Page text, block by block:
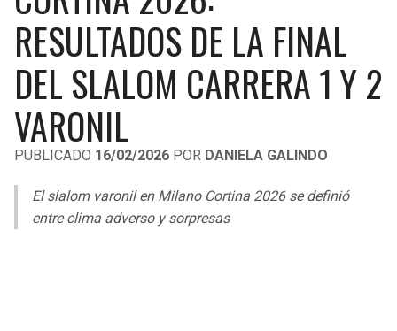
LIGA DE EXPANSIÓN MX
LEAGUES CUP
UEFA EUROPA LEAGUE
UEFA CONFERENCE LEAGUE
MLS
COPA LIBERTADORES
LIGA BETPLAY
RESULTADOS DE LA FINAL
DEL SLALOM CARRERA 1 Y 2
VARONIL
PUBLICADO 16/02/2026 POR DANIELA GALINDO
El slalom varonil en Milano Cortina 2026 se definió
entre clima adverso y sorpresas